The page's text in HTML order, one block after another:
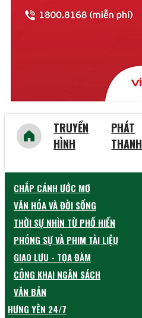
Vĩnh Phúc
Vũng Tàu
TRUYỀN
HÌNH
PHÁT
THANH
CHẮP CÁNH ƯỚC MƠ
VĂN HÓA VÀ ĐỜI SỐNG
THỜI SỰ NHÌN TỪ PHỐ HIẾN
PHÓNG SỰ VÀ PHIM TÀI LIỆU
GIAO LƯU - TỌA ĐÀM
CÔNG KHAI NGÂN SÁCH
VĂN BẢN
HƯNG YÊN 24/7